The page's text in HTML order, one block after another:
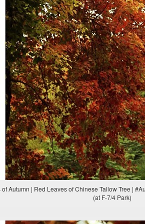
Autumn | Red Leaves of Chinese Tallow Tree |
(at F-7/4 Park)